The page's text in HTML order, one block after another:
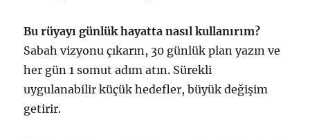
Bu rüyayı günlük hayatta nasıl kullanırım?
Sabah vizyonu çıkarın, 30 günlük plan yazın ve
her gün 1 somut adım atın. Sürekli
uygulanabilir küçük hedefler, büyük değişim
getirir.